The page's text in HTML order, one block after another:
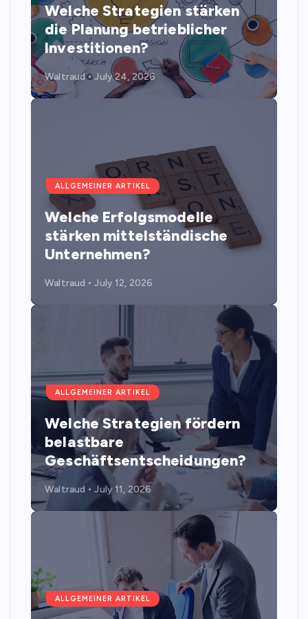
Welche Strategien stärken
die Planung betrieblicher
Investitionen?
Waltraud July 24, 2026
ALLGEMEINER ARTIKEL
Welche Erfolgsmodelle
stärken mittelständische
Unternehmen?
Waltraud July 12, 2026
ALLGEMEINER ARTIKEL
Welche Strategien fördern
belastbare
Geschäftsentscheidungen?
Waltraud July 11, 2026
ALLGEMEINER ARTIKEL